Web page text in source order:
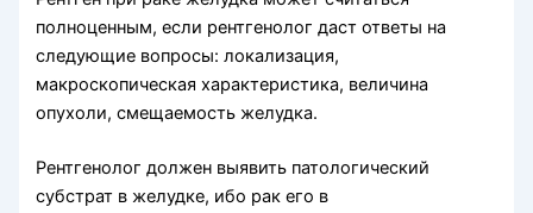
полноценным, если рентгенолог даст ответы на
следующие вопросы: локализация,
макроскопическая характеристика, величина
опухоли, смещаемость желудка.
Рентгенолог должен выявить патологический
субстрат в желудке, ибо рак его в